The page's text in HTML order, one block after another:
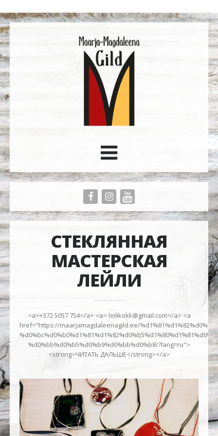
СТЕКЛЯННАЯ
МАСТЕРСКАЯ
ЛЕЙЛИ
<a>+372 5057 754</a> <a> leilikokk@gmail.com</a> <a
href="https://maarjamagdaleenagild.ee/
%d0%bb%d0%b5%d0%b9%d0%bb%d0%b8/?lang=ru">
<strong>ЧИТАТЬ ДАЛЬШЕ</strong></a>